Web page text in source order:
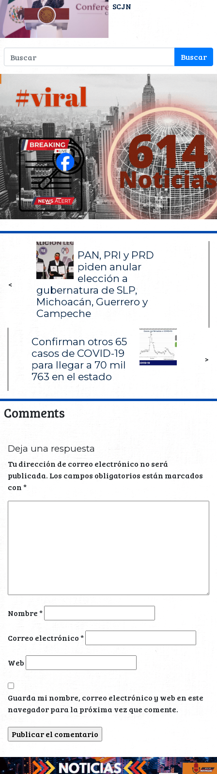
SCJN
<
PAN, PRI y PRD
piden anular
elección a
gubernatura de SLP,
Michoacán, Guerrero y
Campeche
Confirman otros 65
casos de COVID-19
para llegar a 70 mil
763 en el estado
>
Comments
Deja una respuesta
Tu dirección de correo electrónico no será
publicada. Los campos obligatorios están marcados
con*
Nombre*
Correo electrónico*
Web
Guarda mi nombre, correo electrónico y web en este
navegador para la próxima vez que comente.